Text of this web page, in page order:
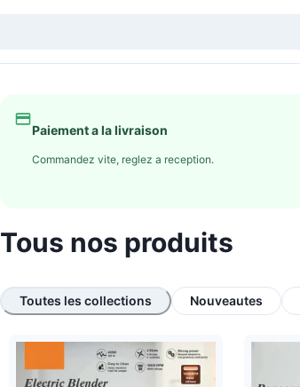
Paiement a la livraison
Commandez vite, reglez a reception.
Tous nos produits
Toutes les collections Nouveautes